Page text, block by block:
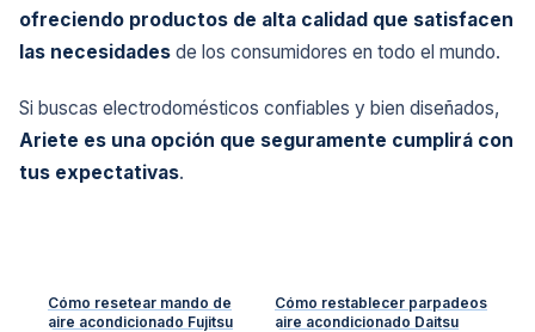
ofreciendo productos de alta calidad que satisfacen
las necesidades de los consumidores en todo el mundo.
Si buscas electrodomésticos confiables y bien diseñados,
Ariete es una opción que seguramente cumplirá con
tus expectativas.
Cómo resetear mando de
aire acondicionado Fujitsu
Cómo restablecer parpadeos
aire acondicionado Daitsu